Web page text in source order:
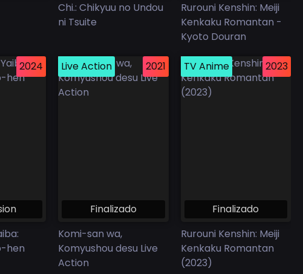
Chi.: Chikyuu no Undou
ni Tsuite
Rurouni Kenshin: Meiji
Kenkaku Romantan -
Kyoto Douran
2024
hen
Live Action 2021
Finalizado
Komi-san wa,
Komyushou desu Live
Action
TV Anime 2023
Finalizado
Rurouni Kenshin: Meiji
Kenkaku Romantan
(2023)